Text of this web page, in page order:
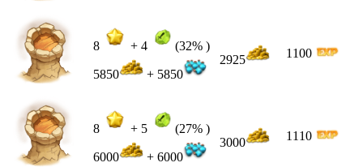
8 + 4 (32% )
5850 + 5850
2925 1100
8 + 5 (27% )
6000 + 6000
3000 1110